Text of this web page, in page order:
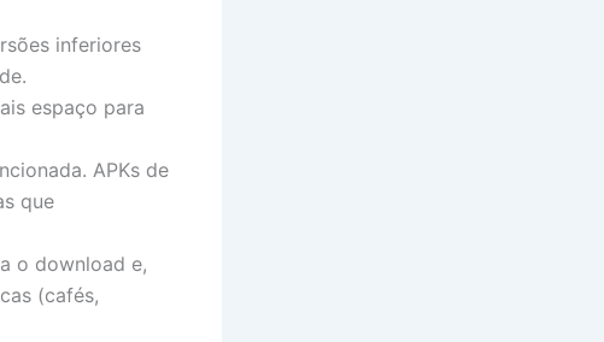
inferiores
espaço para
APKs de
que
o download e,
(cafés,